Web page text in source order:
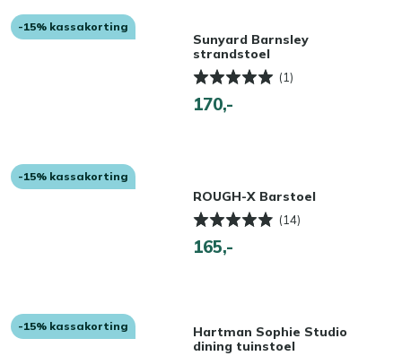
-15% kassakorting
Sunyard Barnsley
strandstoel
(1)
170,-
-15% kassakorting
ROUGH-X Barstoel
(14)
165,-
-15% kassakorting
Hartman Sophie Studio
dining tuinstoel